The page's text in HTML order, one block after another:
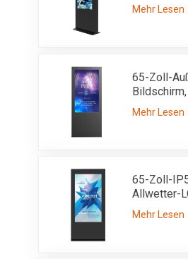
den
IP55
Mehr Lesen
65-Zoll-
Bildschirm,
ultrahell,
Mehr Lesen
65-Zoll-
Allwetter-
Mehr Lesen